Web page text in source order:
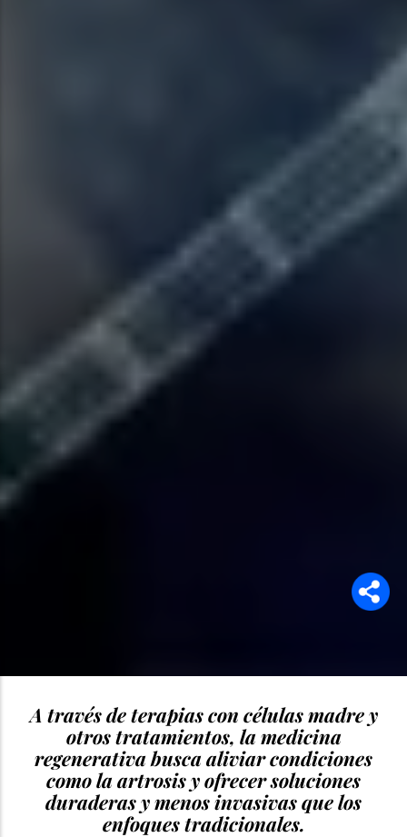
A través de terapias con células madre y
otros tratamientos, la medicina
regenerativa busca aliviar condiciones
como la artrosis y ofrecer soluciones
duraderas y menos invasivas que los
enfoques tradicionales.